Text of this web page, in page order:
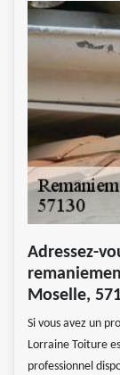
Adressez-
Moselle,
Si vous avez un
Lorraine Toiture
professionnel